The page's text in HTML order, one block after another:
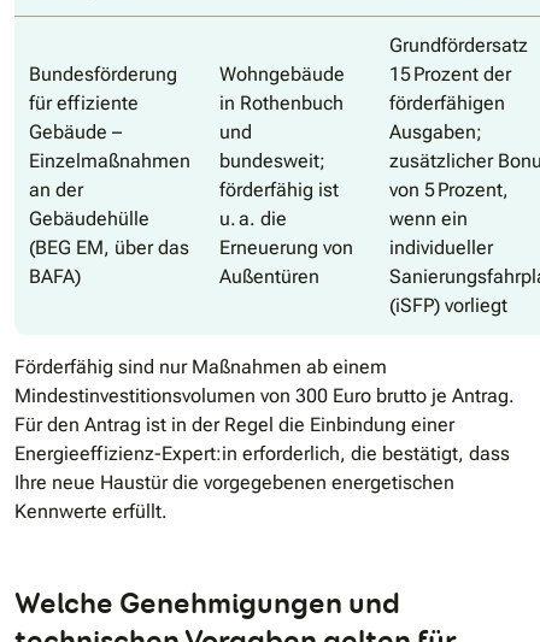
Bundesförderung
für effiziente
Gebäude –
Einzelmaßnahmen
an der
Gebäudehülle
(BEG EM, über das
BAFA)
Wohngebäude
in Rothenbuch
und
bundesweit;
förderfähig ist
u. a. die
Erneuerung von
Außentüren
Grundfördersatz
15 Prozent der
förderfähigen
Ausgaben;
zusätzlicher
von 5 Prozent,
wenn ein
individueller
(iSFP) vorliegt
Förderfähig sind nur Maßnahmen ab einem
Mindestinvestitionsvolumen von 300 Euro brutto je Antrag.
Für den Antrag ist in der Regel die Einbindung einer
Energieeffizienz-Expert:in erforderlich, die bestätigt, dass
Ihre neue Haustür die vorgegebenen energetischen
Kennwerte erfüllt.
Welche Genehmigungen und